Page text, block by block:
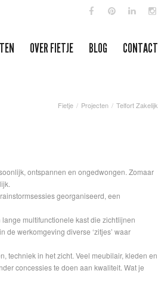
OVER FIETJE BLOG CONTACT
Fietje Projecten Telfort Zakelijk
ontspannen en ongedwongen. Zomaar
georganiseerd, een
multifunctionele kast die zichtlijnen
werkomgeving diverse ‘zitjes’ waar
techniek in het zicht. Veel meubilair, kleden en
concessies te doen aan kwaliteit. Wat je